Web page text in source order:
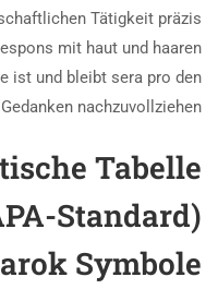
Tätigkeit präzis
mit haut und haaren
ist und bleibt sera pro den
nachzuvollziehen.
Tabelle
Standard)
Symbole